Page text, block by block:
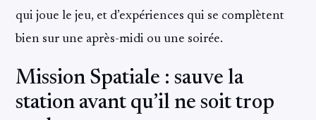
qui joue le jeu, et d’expériences qui se complètent
bien sur une après-midi ou une soirée.
Mission Spatiale : sauve la
station avant qu’il ne soit trop